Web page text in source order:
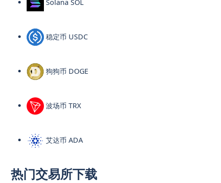
Solana SOL
稳定币 USDC
狗狗币 DOGE
波场币 TRX
艾达币 ADA
热门交易所下载